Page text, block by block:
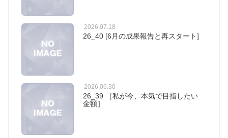
2026.07.18
26_40 [6月の成果報告と再スタート]
2026.06.30
26_39 ［私が今、本気で目指したい
金額］